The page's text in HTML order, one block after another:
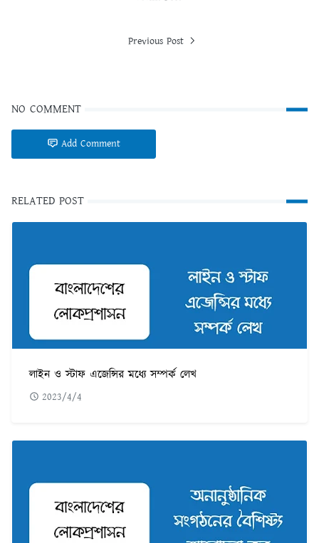
Previous Post
NO COMMENT
Add Comment
RELATED POST
লাইন ও স্টাফ এজেন্সির মধ্যে সম্পর্ক লেখ
2023/4/4